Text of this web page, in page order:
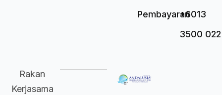
Pembayaran+6013
3500 022
Rakan
Kerjasama